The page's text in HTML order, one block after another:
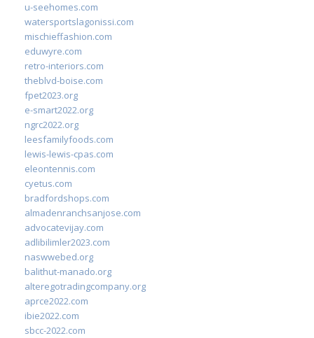
u-seehomes.com
watersportslagonissi.com
mischieffashion.com
eduwyre.com
retro-interiors.com
theblvd-boise.com
fpet2023.org
e-smart2022.org
ngrc2022.org
leesfamilyfoods.com
lewis-lewis-cpas.com
eleontennis.com
cyetus.com
bradfordshops.com
almadenranchsanjose.com
advocatevijay.com
adlibilimler2023.com
naswwebed.org
balithut-manado.org
alteregotradingcompany.org
aprce2022.com
ibie2022.com
sbcc-2022.com